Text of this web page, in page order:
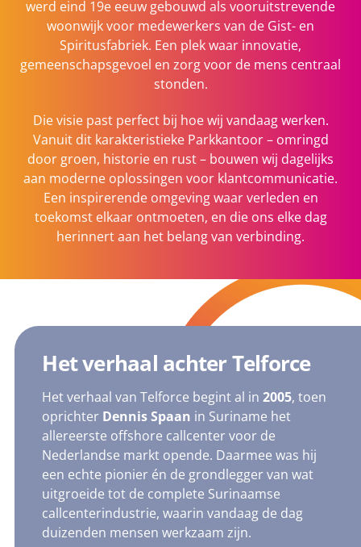
werd eind 19e eeuw gebouwd als vooruitstrevende
woonwijk voor medewerkers van de Gist- en
Spiritusfabriek. Een plek waar innovatie,
gemeenschapsgevoel en zorg voor de mens centraal
stonden.
Die visie past perfect bij hoe wij vandaag werken.
Vanuit dit karakteristieke Parkkantoor – omringd
door groen, historie en rust – bouwen wij dagelijks
aan moderne oplossingen voor klantcommunicatie.
Een inspirerende omgeving waar verleden en
toekomst elkaar ontmoeten, en die ons elke dag
herinnert aan het belang van verbinding.
Het verhaal achter Telforce
Het verhaal van Telforce begint al in2005, toen
oprichter Dennis Spaan in Suriname het
allereerste offshore callcenter voor de
Nederlandse markt opende. Daarmee was hij
een echte pionier én de grondlegger van wat
uitgroeide tot de complete Surinaamse
callcenterindustrie, waarin vandaag de dag
duizenden mensen werkzaam zijn.